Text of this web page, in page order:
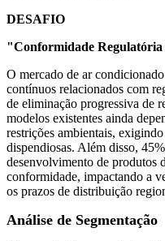
DESAFIO
"Conformidade Regulatória
O mercado de ar
contínuos relacionados com
de eliminação progressiva de
modelos existentes ainda
restrições ambientais,
dispendiosas. Além disso,
desenvolvimento de produtos
conformidade, impactando a
os prazos de distribuição
Análise de Segmentação